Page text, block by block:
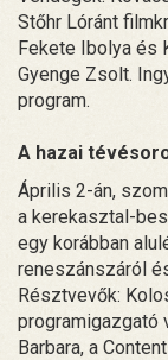
Stőhr Lóránt
Fekete Ibolya és
Gyenge Zsolt.
program.
A hazai
Április 2-án,
a kerekasztal-
egy korábban
reneszánszáról
Résztvevők:
programigazgató
Barbara, a